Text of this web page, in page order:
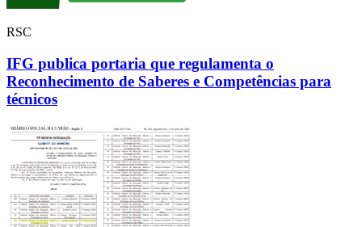
RSC
IFG publica portaria que regulamenta o
Reconhecimento de Saberes e Competências para
técnicos